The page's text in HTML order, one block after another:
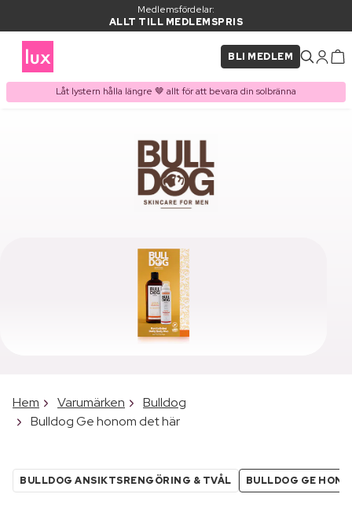
Medlemsfördelar:
ALLT TILL MEDLEMSPRIS
BLI MEDLEM
Låt lystern hålla längre 🤎 allt för att bevara din solbränna
Hem Varumärken
Bulldog
Bulldog Ge honom det här
BULLDOG ANSIKTSRENGÖRING & TVÅL BULLDOG GE